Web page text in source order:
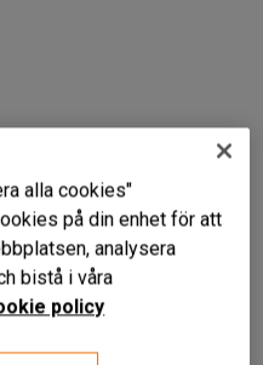
alla cookies"
på din enhet för att
analysera
bistå i våra
policy